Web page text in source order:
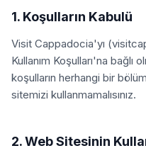
1. Koşulların Kabulü
Visit Cappadocia'yı
Kullanım Koşulları'na bağlı
koşulların herhangi bir
sitemizi kullanmamalısınız.
2. Web Sitesinin